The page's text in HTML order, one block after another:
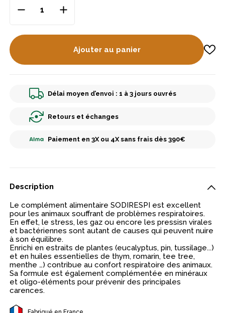
Ajouter au panier
Délai moyen d’envoi : 1 à 3 jours ouvrés
Retours et échanges
Paiement en 3X ou 4X sans frais dès 390€
Description
Le complément alimentaire SODIRESPI est excellent
pour les animaux souffrant de problèmes respiratoires.
En effet, le stress, les gaz ou encore les pressisn virales
et bactériennes sont autant de causes qui peuvent nuire
à son équilibre.
Enrichi en estraits de plantes (eucalyptus, pin, tussilage...)
et en huiles essentielles de thym, romarin, tee tree,
menthe …) contribue au confort respiratoire des animaux.
Sa formule est également complémentée en minéraux
et oligo-éléments pour prévenir des principales
carences.